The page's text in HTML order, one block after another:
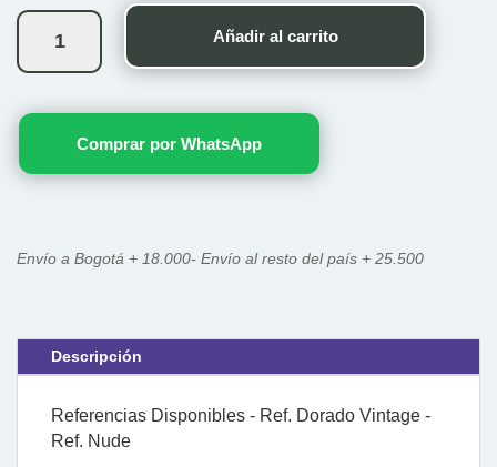
Kit
Virgen
de
Salud
Añadir al carrito
Comprar por WhatsApp
Envío a Bogotá + 18.000- Envío al resto del país + 25.500
Descripción
Referencias Disponibles - Ref. Dorado Vintage -
Ref. Nude